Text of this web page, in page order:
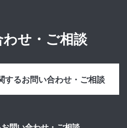
せ・ご相談
するお問い合わせ・ご相談